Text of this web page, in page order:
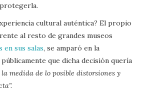
cultural auténtica? El propio
al resto de grandes museos
sus salas, se amparó en la
que dicha decisión quería
medida de lo posible distorsiones y